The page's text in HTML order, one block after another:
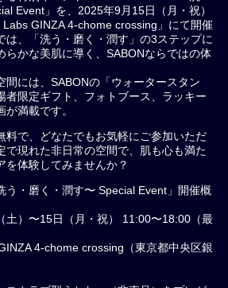
Event」を、2025年9月15日（月・祝）
Labs GINZA 4-chome crossing」にて開催
は、「洗う・磨く・潤す」の3ステップに
らかな美肌に導く、SABONならではの体
間には、SABONの「ウォータースタン
者限定ギフト、フォトブース、ラッキー
満載です。
料で、どなたでもお気軽にご参加いただ
で現れた非日常の空間で、肌も心も満た
を体験してみませんか？
う・磨く・潤す〜 Special Event」開催概
土）〜15日（月・祝） 11:00〜18:00（最
4-chome crossing（東京都中央区銀